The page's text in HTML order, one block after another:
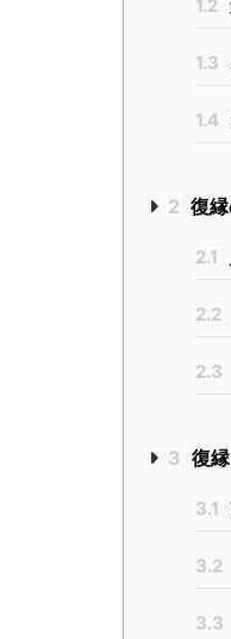
1.2
1.3
1.4
2 復
2.1
2.2
2.3
3 復
3.1
3.2
3.3